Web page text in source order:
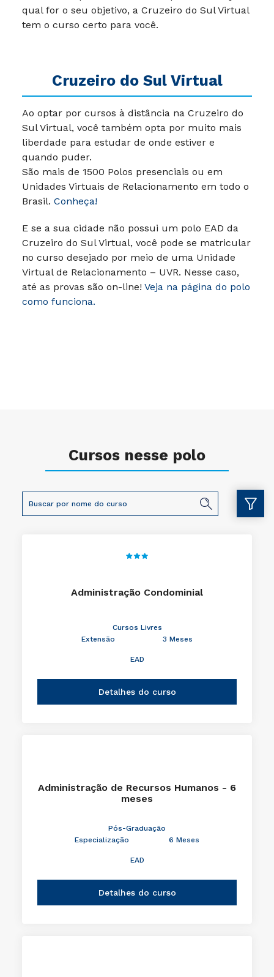
qual for o seu objetivo, a Cruzeiro do Sul Virtual
tem o curso certo para você.
Cruzeiro do Sul Virtual
Ao optar por cursos à distância na Cruzeiro do
Sul Virtual, você também opta por muito mais
liberdade para estudar de onde estiver e
quando puder.
São mais de 1500 Polos presenciais ou em
Unidades Virtuais de Relacionamento em todo o
Brasil. Conheça!
E se a sua cidade não possui um polo EAD da
Cruzeiro do Sul Virtual, você pode se matricular
no curso desejado por meio de uma Unidade
Virtual de Relacionamento – UVR. Nesse caso,
até as provas são on-line! Veja na página do polo
como funciona.
Cursos nesse polo
Administração Condominial
Cursos Livres
Extensão
3 Meses
EAD
Detalhes do curso
Administração de Recursos Humanos - 6
meses
Pós-Graduação
Especialização
6 Meses
EAD
Detalhes do curso